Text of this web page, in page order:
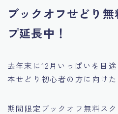
ブックオフせどり
プ延長中！
去年末に12月いっぱいを目途
本せどり初心者の方に向けた
期間限定ブックオフ無料ス